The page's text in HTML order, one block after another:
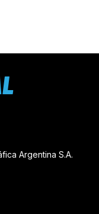
Argentina S.A.